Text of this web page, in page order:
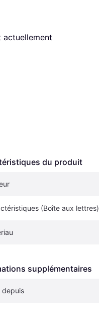
actuellement
du produit
(Boîte aux lettres)
supplémentaires
depuis